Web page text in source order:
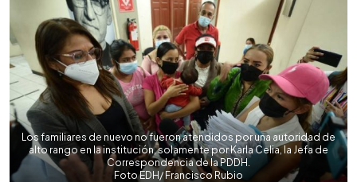
Los familiares de nuevo no fueron atendidos por una autoridad de
alto rango en la institución, solamente por Karla Celia, la Jefa de
Correspondencia de la PDDH.
Foto EDH/ Francisco Rubio